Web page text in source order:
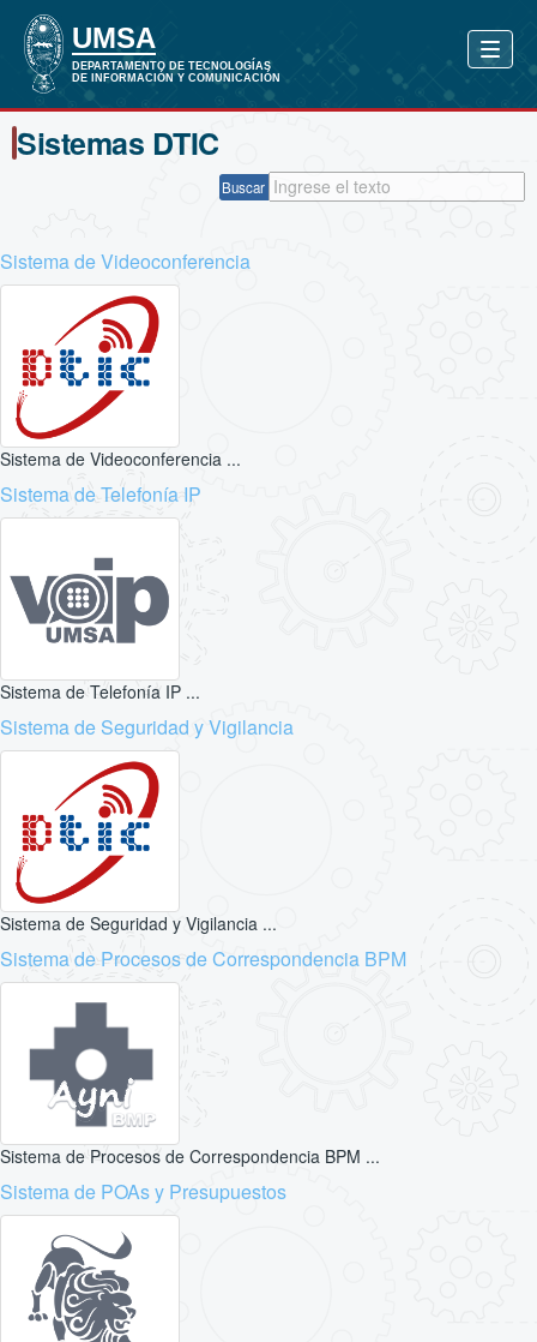
Sistemas DTIC
Buscar
Sistema de Videoconferencia
Sistema de Videoconferencia ...
Sistema de Telefonía IP
Sistema de Telefonía IP ...
Sistema de Seguridad y Vigilancia
Sistema de Seguridad y Vigilancia ...
Sistema de Procesos de Correspondencia BPM
Sistema de Procesos de Correspondencia BPM ...
Sistema de POAs y Presupuestos